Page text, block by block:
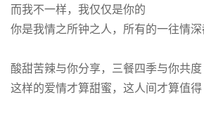
而我不一样，我仅仅是你的
你是我情之所钟之人，所有的一往情
酸甜苦辣与你分享，三餐四季与你共度
这样的爱情才算甜蜜，这人间才算值得